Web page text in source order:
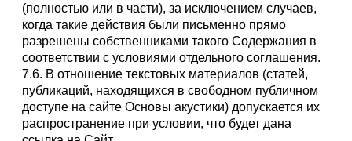
(полностью или в части), за исключением случаев,
когда такие действия были письменно прямо
разрешены собственниками такого Содержания в
соответствии с условиями отдельного соглашения.
7.6. В отношение текстовых материалов (статей,
публикаций, находящихся в свободном публичном
доступе на сайте Основы акустики) допускается их
распространение при условии, что будет дана